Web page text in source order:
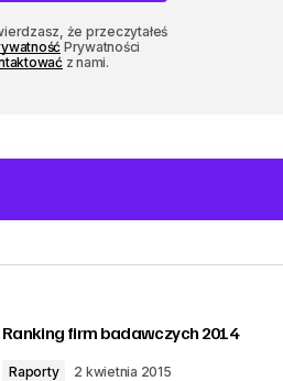
że przeczytałeś
Prywatności
z nami.
Ranking firm badawczych 2014
Raporty 2 kwietnia 2015